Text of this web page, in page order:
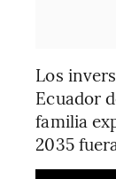
Los
Ecuador
familia
2035